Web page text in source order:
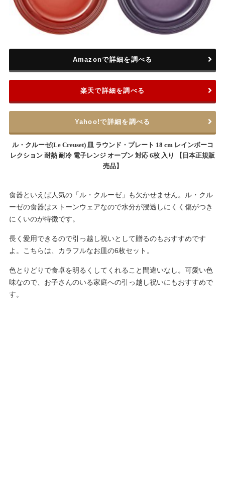
ル・クルーゼ(Le Creuset) 皿 ラウンド・プレート 18 cm レインボーコ
レクション 耐熱 耐冷 電子レンジ オーブン 対応 6枚 入り 【日本正規販
売品】
Amazonで詳細を調べる
楽天で詳細を調べる
Yahoo!で詳細を調べる
食器といえば人気の「ル・クルーゼ」も欠かせません。ル・クル
ーゼの食器はストーンウェアなので水分が浸透しにくく傷がつき
にくいのが特徴です。
長く愛用できるので引っ越し祝いとして贈るのもおすすめです
よ。こちらは、カラフルなお皿の6枚セット。
色とりどりで食卓を明るくしてくれること間違いなし。可愛い色
味なので、お子さんのいる家庭への引っ越し祝いにもおすすめで
す。